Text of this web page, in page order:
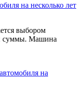
на несколько лет
выбором
суммы. Машина
на